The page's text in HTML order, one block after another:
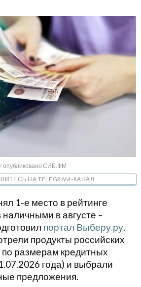
опубликовано СИБ.ФМ
НА TELEGRAM-КАНАЛ
1-е место в рейтинге
в августе –
портал Выберу.ру.
продукты российских
по размерам кредитных
года) и выбрали
предложения.